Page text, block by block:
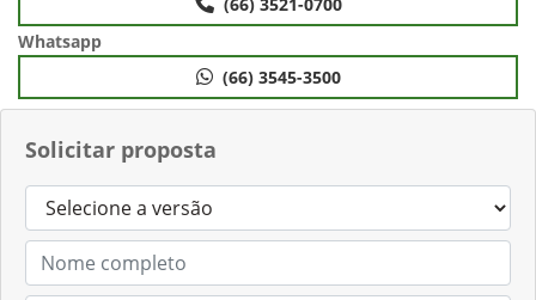
Solicitar proposta
Whatsapp
(66) 3545-3500